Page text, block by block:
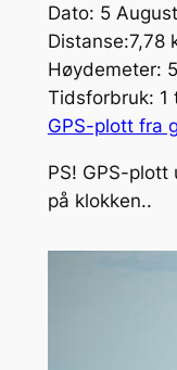
Dato: 5
Distanse:7,78
Høydemeter:
Tidsforbruk: 1
GPS-plott fra
PS! GPS-
på klokken..